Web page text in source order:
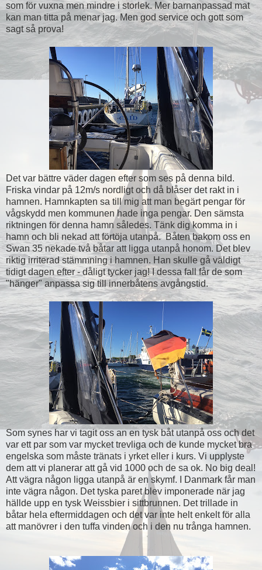
som för vuxna men mindre i storlek. Mer barnanpassad mat
kan man titta på menar jag. Men god service och gott som
sagt så prova!
Det var bättre väder dagen efter som ses på denna bild.
Friska vindar på 12m/s nordligt och då blåser det rakt in i
hamnen. Hamnkapten sa till mig att man begärt pengar för
vågskydd men kommunen hade inga pengar. Den sämsta
riktningen för denna hamn således. Tänk dig komma in i
hamn och bli nekad att förtöja utanpå. Båten bakom oss en
Swan 35 nekade två båtar att ligga utanpå honom. Det blev
riktig irriterad stämmning i hamnen. Han skulle gå väldigt
tidigt dagen efter - dåligt tycker jag! I dessa fall får de som
"hänger" anpassa sig till innerbåtens avgångstid.
Som synes har vi tagit oss an en tysk båt utanpå oss och det
var ett par som var mycket trevliga och de kunde mycket bra
engelska som måste tränats i yrket eller i kurs. Vi upplyste
dem att vi planerar att gå vid 1000 och de sa ok. No big deal!
Att vägra någon ligga utanpå är en skymf. I Danmark får man
inte vägra någon. Det tyska paret blev imponerade när jag
hällde upp en tysk Weissbier i sittbrunnen. Det trillade in
båtar hela eftermiddagen och det var inte helt enkelt för alla
att manövrer i den tuffa vinden och i den nu trånga hamnen.